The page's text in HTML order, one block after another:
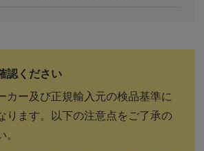
カー及び正規輸入元の検品基準に
ります。以下の注意点をご了承の